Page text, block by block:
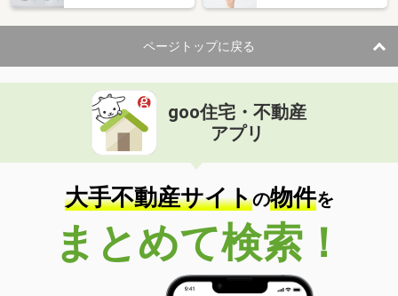
ページトップに戻る
goo住宅・不動産
アプリ
大手不動産サイトの物件を
まとめて検索！